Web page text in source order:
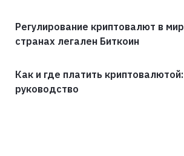
Регулирование криптовалют в
странах легален Биткоин
Как и где платить
руководство